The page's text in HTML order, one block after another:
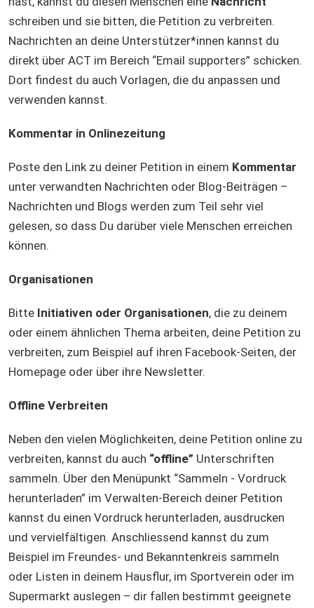
schreiben und sie bitten, die Petition zu verbreiten.
Nachrichten an deine Unterstützer*innen kannst du
direkt über ACT im Bereich “Email supporters” schicken.
Dort findest du auch Vorlagen, die du anpassen und
verwenden kannst.
Kommentar in Onlinezeitung
Poste den Link zu deiner Petition in einem Kommentar
unter verwandten Nachrichten oder Blog-Beiträgen –
Nachrichten und Blogs werden zum Teil sehr viel
gelesen, so dass Du darüber viele Menschen erreichen
können.
Organisationen
Bitte Initiativen oder Organisationen, die zu deinem
oder einem ähnlichen Thema arbeiten, deine Petition zu
verbreiten, zum Beispiel auf ihren Facebook-Seiten, der
Homepage oder über ihre Newsletter.
Offline Verbreiten
Neben den vielen Möglichkeiten, deine Petition online zu
verbreiten, kannst du auch “offline” Unterschriften
sammeln. Über den Menüpunkt “Sammeln - Vordruck
herunterladen” im Verwalten-Bereich deiner Petition
kannst du einen Vordruck herunterladen, ausdrucken
und vervielfältigen. Anschliessend kannst du zum
Beispiel im Freundes- und Bekanntenkreis sammeln
oder Listen in deinem Hausflur, im Sportverein oder im
Supermarkt auslegen – dir fallen bestimmt geeignete